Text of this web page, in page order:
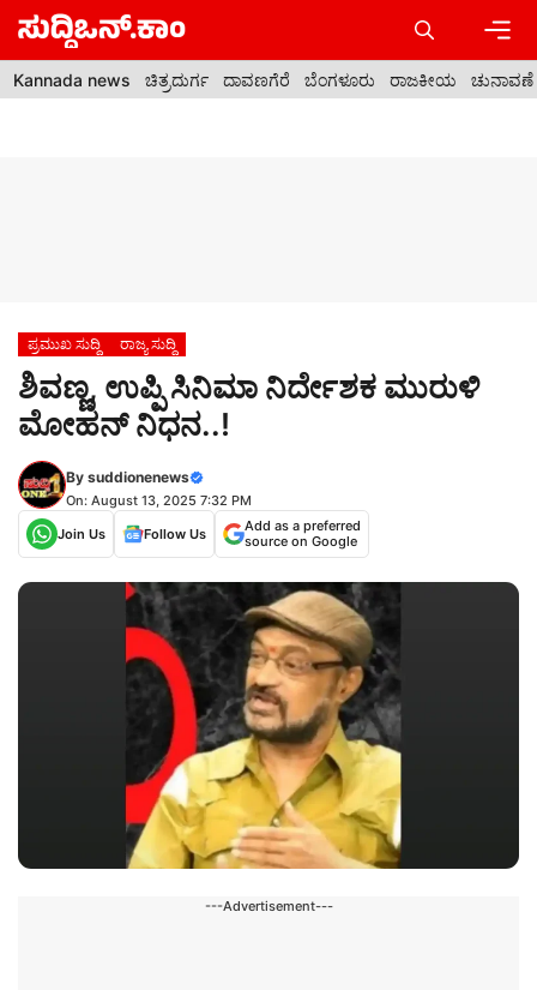
Skip
content
Kannada news ಚಿತ್ರದುರ್ಗ ದಾವಣಗೆರೆ ಬೆಂಗಳೂರು ರಾಜಕೀಯ ಚುನಾವಣೆ
ಪ್ರಮುಖ ಸುದ್ದಿ ರಾಜ್ಯ ಸುದ್ದಿ
ಶಿವಣ್ಣ, ಉಪ್ಪಿ ಸಿನಿಮಾ ನಿರ್ದೇಶಕ ಮುರುಳಿ
ಮೋಹನ್ ನಿಧ‌ನ..!
By suddionenews
On: August 13, 2025 7:32 PM
Join Us
Follow Us
Add as a preferred
source on Google
---Advertisement---